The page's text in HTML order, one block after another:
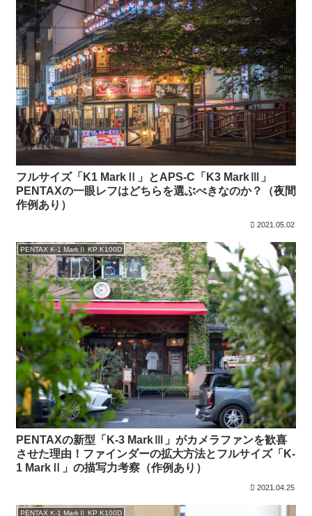
フルサイズ「K1 MarkⅡ」とAPS-C「K3 MarkⅢ」
PENTAXの一眼レフはどちらを選ぶべきなのか？（夜間
作例あり）
2021.05.02
PENTAX K-1 MarkⅡ KP K100D
PENTAXの新型「K-3 MarkⅢ」がカメラファンを歓喜
させた理由！ファインダーの拡大方法とフルサイズ「K-
1 MarkⅡ」の描写力考察（作例あり）
2021.04.25
PENTAX K-1 MarkⅡ KP K100D